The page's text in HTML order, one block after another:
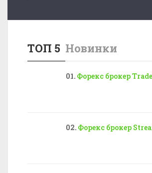
ТОП 5 Новинки
Форекс брокер
Форекс брокер